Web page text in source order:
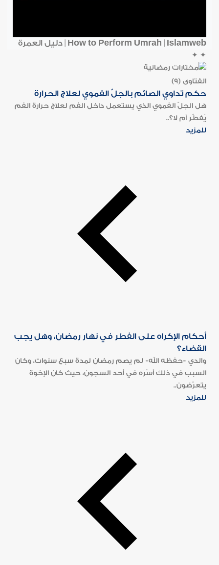
How to Perform Umrah | Islamweb | دليل العمرة
✦
✦
الفتاوى (9)
حكم تداوي الصائم بالجلِّ الفموي لعلاج الحرارة
هل الجلّ الفموي الذي يستعمل داخل الفم لعلاج حرارة الفم
يُفطِّر أم لا؟..
للمزيد
أحكام الإكراه على الفطر في نهار رمضان، وهل يجب
القضاء؟
والدي -حفظه الله- لم يصم رمضان لمدة سبع سنوات، وكان
السبب في ذلك أَسْرَه في أحد السجون، حيث كان الإخوة
يتعرّضون..
للمزيد